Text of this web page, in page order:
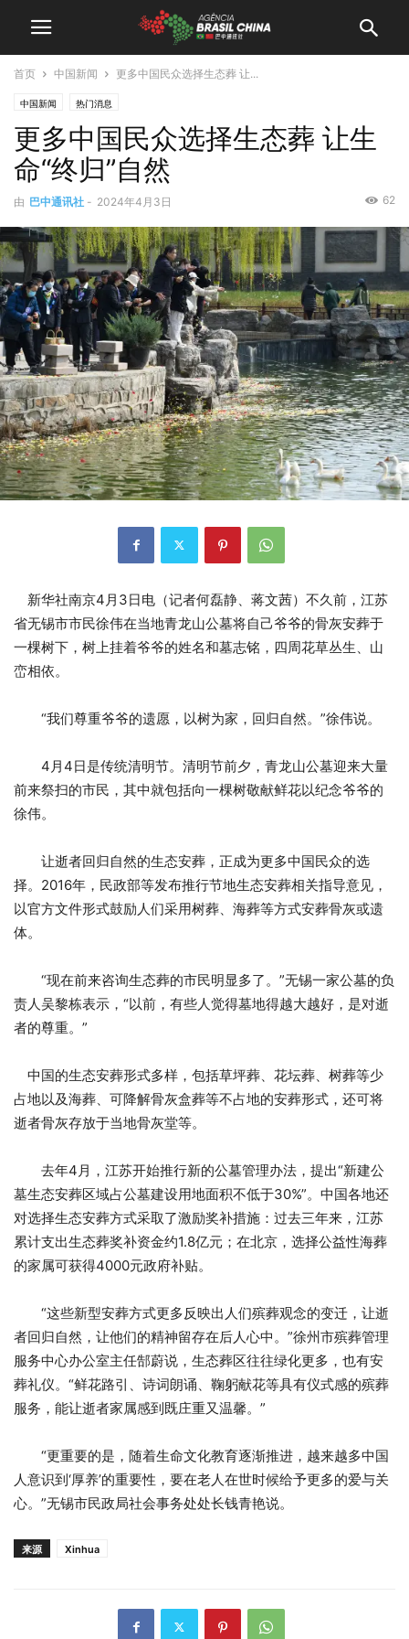
首页 中国新闻 更多中国民众选择生态葬 让...
中国新闻 热门消息
更多中国民众选择生态葬 让生
命“终归”自然
由 巴中通讯社 - 2024年4月3日 62
新华社南京4月3日电（记者何磊静、蒋文茜）不久前，江苏
省无锡市市民徐伟在当地青龙山公墓将自己爷爷的骨灰安葬于
一棵树下，树上挂着爷爷的姓名和墓志铭，四周花草丛生、山
峦相依。
“我们尊重爷爷的遗愿，以树为家，回归自然。”徐伟说。
4月4日是传统清明节。清明节前夕，青龙山公墓迎来大量
前来祭扫的市民，其中就包括向一棵树敬献鲜花以纪念爷爷的
徐伟。
让逝者回归自然的生态安葬，正成为更多中国民众的选
择。2016年，民政部等发布推行节地生态安葬相关指导意见，
以官方文件形式鼓励人们采用树葬、海葬等方式安葬骨灰或遗
体。
“现在前来咨询生态葬的市民明显多了。”无锡一家公墓的负
责人吴黎栋表示，“以前，有些人觉得墓地得越大越好，是对逝
者的尊重。”
中国的生态安葬形式多样，包括草坪葬、花坛葬、树葬等少
占地以及海葬、可降解骨灰盒葬等不占地的安葬形式，还可将
逝者骨灰存放于当地骨灰堂等。
去年4月，江苏开始推行新的公墓管理办法，提出“新建公
墓生态安葬区域占公墓建设用地面积不低于30%”。中国各地还
对选择生态安葬方式采取了激励奖补措施：过去三年来，江苏
累计支出生态葬奖补资金约1.8亿元；在北京，选择公益性海葬
的家属可获得4000元政府补贴。
“这些新型安葬方式更多反映出人们殡葬观念的变迁，让逝
者回归自然，让他们的精神留存在后人心中。”徐州市殡葬管理
服务中心办公室主任郜蔚说，生态葬区往往绿化更多，也有安
葬礼仪。“鲜花路引、诗词朗诵、鞠躬献花等具有仪式感的殡葬
服务，能让逝者家属感到既庄重又温馨。”
“更重要的是，随着生命文化教育逐渐推进，越来越多中国
人意识到‘厚养’的重要性，要在老人在世时候给予更多的爱与关
心。”无锡市民政局社会事务处处长钱青艳说。
来源 Xinhua